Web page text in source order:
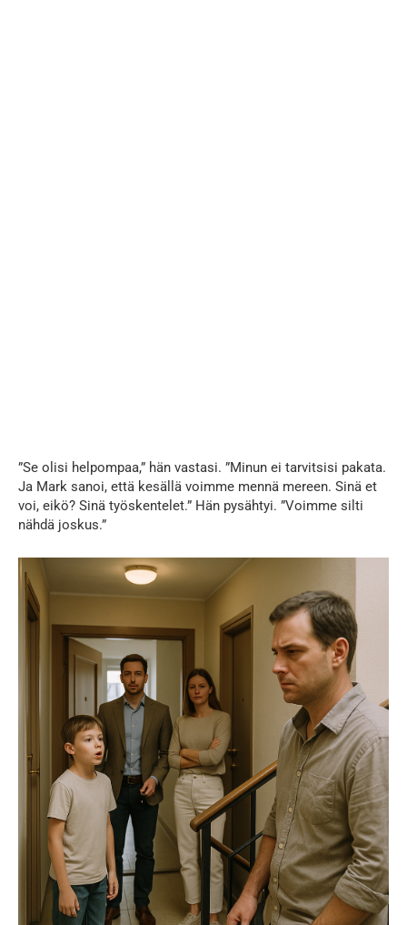
”Se olisi helpompaa,” hän vastasi. ”Minun ei tarvitsisi pakata.
Ja Mark sanoi, että kesällä voimme mennä mereen. Sinä et
voi, eikö? Sinä työskentelet.” Hän pysähtyi. ”Voimme silti
nähdä joskus.”